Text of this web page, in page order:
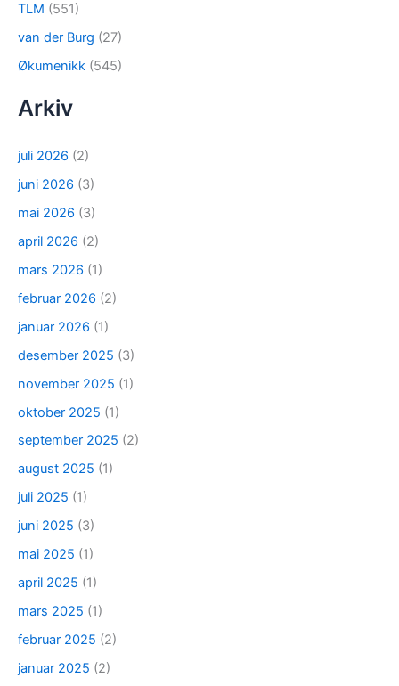
TLM (551)
van der Burg (27)
Økumenikk (545)
Arkiv
juli 2026 (2)
juni 2026 (3)
mai 2026 (3)
april 2026 (2)
mars 2026 (1)
februar 2026 (2)
januar 2026 (1)
desember 2025 (3)
november 2025 (1)
oktober 2025 (1)
september 2025 (2)
august 2025 (1)
juli 2025 (1)
juni 2025 (3)
mai 2025 (1)
april 2025 (1)
mars 2025 (1)
februar 2025 (2)
januar 2025 (2)